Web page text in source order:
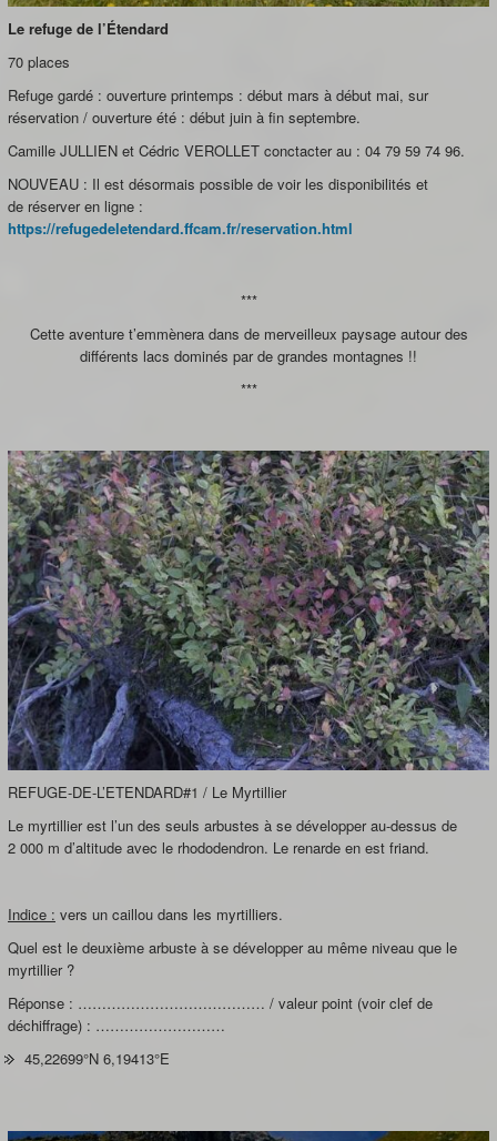
Le refuge de l’Étendard
70 places
Refuge gardé : ouverture printemps : début mars à début mai, sur
réservation / ouverture été : début juin à fin septembre.
Camille JULLIEN et Cédric VEROLLET conctacter au : 04 79 59 74 96.
NOUVEAU : Il est désormais possible de voir les disponibilités et
de réserver en ligne :
https://refugedeletendard.ffcam.fr/reservation.html
***
Cette aventure t’emmènera dans de merveilleux paysage autour des
différents lacs dominés par de grandes montagnes !!
***
REFUGE-DE-L’ETENDARD#1 / Le Myrtillier
Le myrtillier est l’un des seuls arbustes à se développer au-dessus de
2 000 m d’altitude avec le rhododendron. Le renarde en est friand.
Indice : vers un caillou dans les myrtilliers.
Quel est le deuxième arbuste à se développer au même niveau que le
myrtillier ?
Réponse : ………………………………… / valeur point (voir clef de
déchiffrage) : ………………………
45,22699°N 6,19413°E